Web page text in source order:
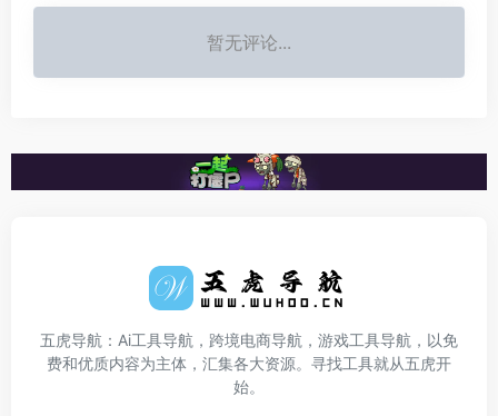
暂无评论...
五虎导航：Ai工具导航，跨境电商导航，游戏工具导航，以免
费和优质内容为主体，汇集各大资源。寻找工具就从五虎开
始。